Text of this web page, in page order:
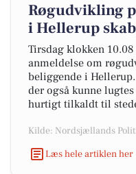
Røgudvikling
i Hellerup
Tirsdag klokken
anmeldelse om
beliggende i
der også kunne
hurtigt tilkaldt til
Kilde: Nordsjællands
Læs hele artiklen her